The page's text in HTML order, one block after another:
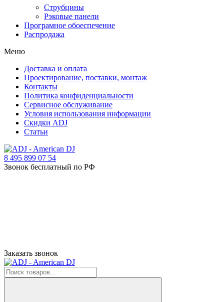
Струбцины
Рэковые панели
Програмное обоеспечение
Распродажа
Меню
Доставка и оплата
Проектирование, поставки, монтаж
Контакты
Политика конфиденциальности
Сервисное обслуживание
Условия использования информации
Скидки ADJ
Статьи
8 495 899 07 54
Звонок бесплатный по РФ
Заказать звонок